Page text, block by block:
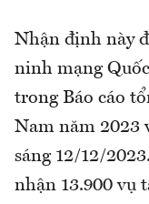
Nhận định này
ninh mạng
trong Báo cáo
Nam năm 2023
sáng 12/12/
nhận 13.900 vụ